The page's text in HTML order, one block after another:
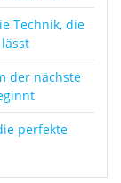
Technik, die
der nächste
perfekte